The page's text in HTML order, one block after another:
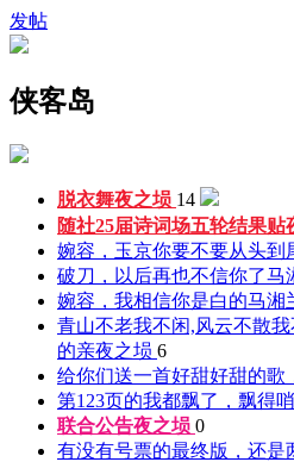
发帖
侠客岛
脱衣舞夜之埙 14
随社25届诗词场五轮结果贴
婉容，玉京你要不要从头到
破刀，以后再也不信你了马
婉容，我相信你是白的马湘
青山不老我不闲,风云不散
的亲夜之埙 6
给你们送一首好甜好甜的歌
第123页的我都飘了，飘得
联合公告夜之埙 0
有没有号票的最终版，还是